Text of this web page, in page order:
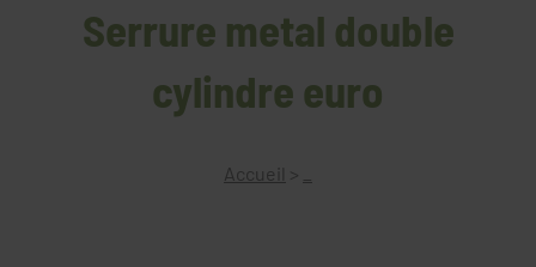
Serrure metal double
cylindre euro
Accueil >